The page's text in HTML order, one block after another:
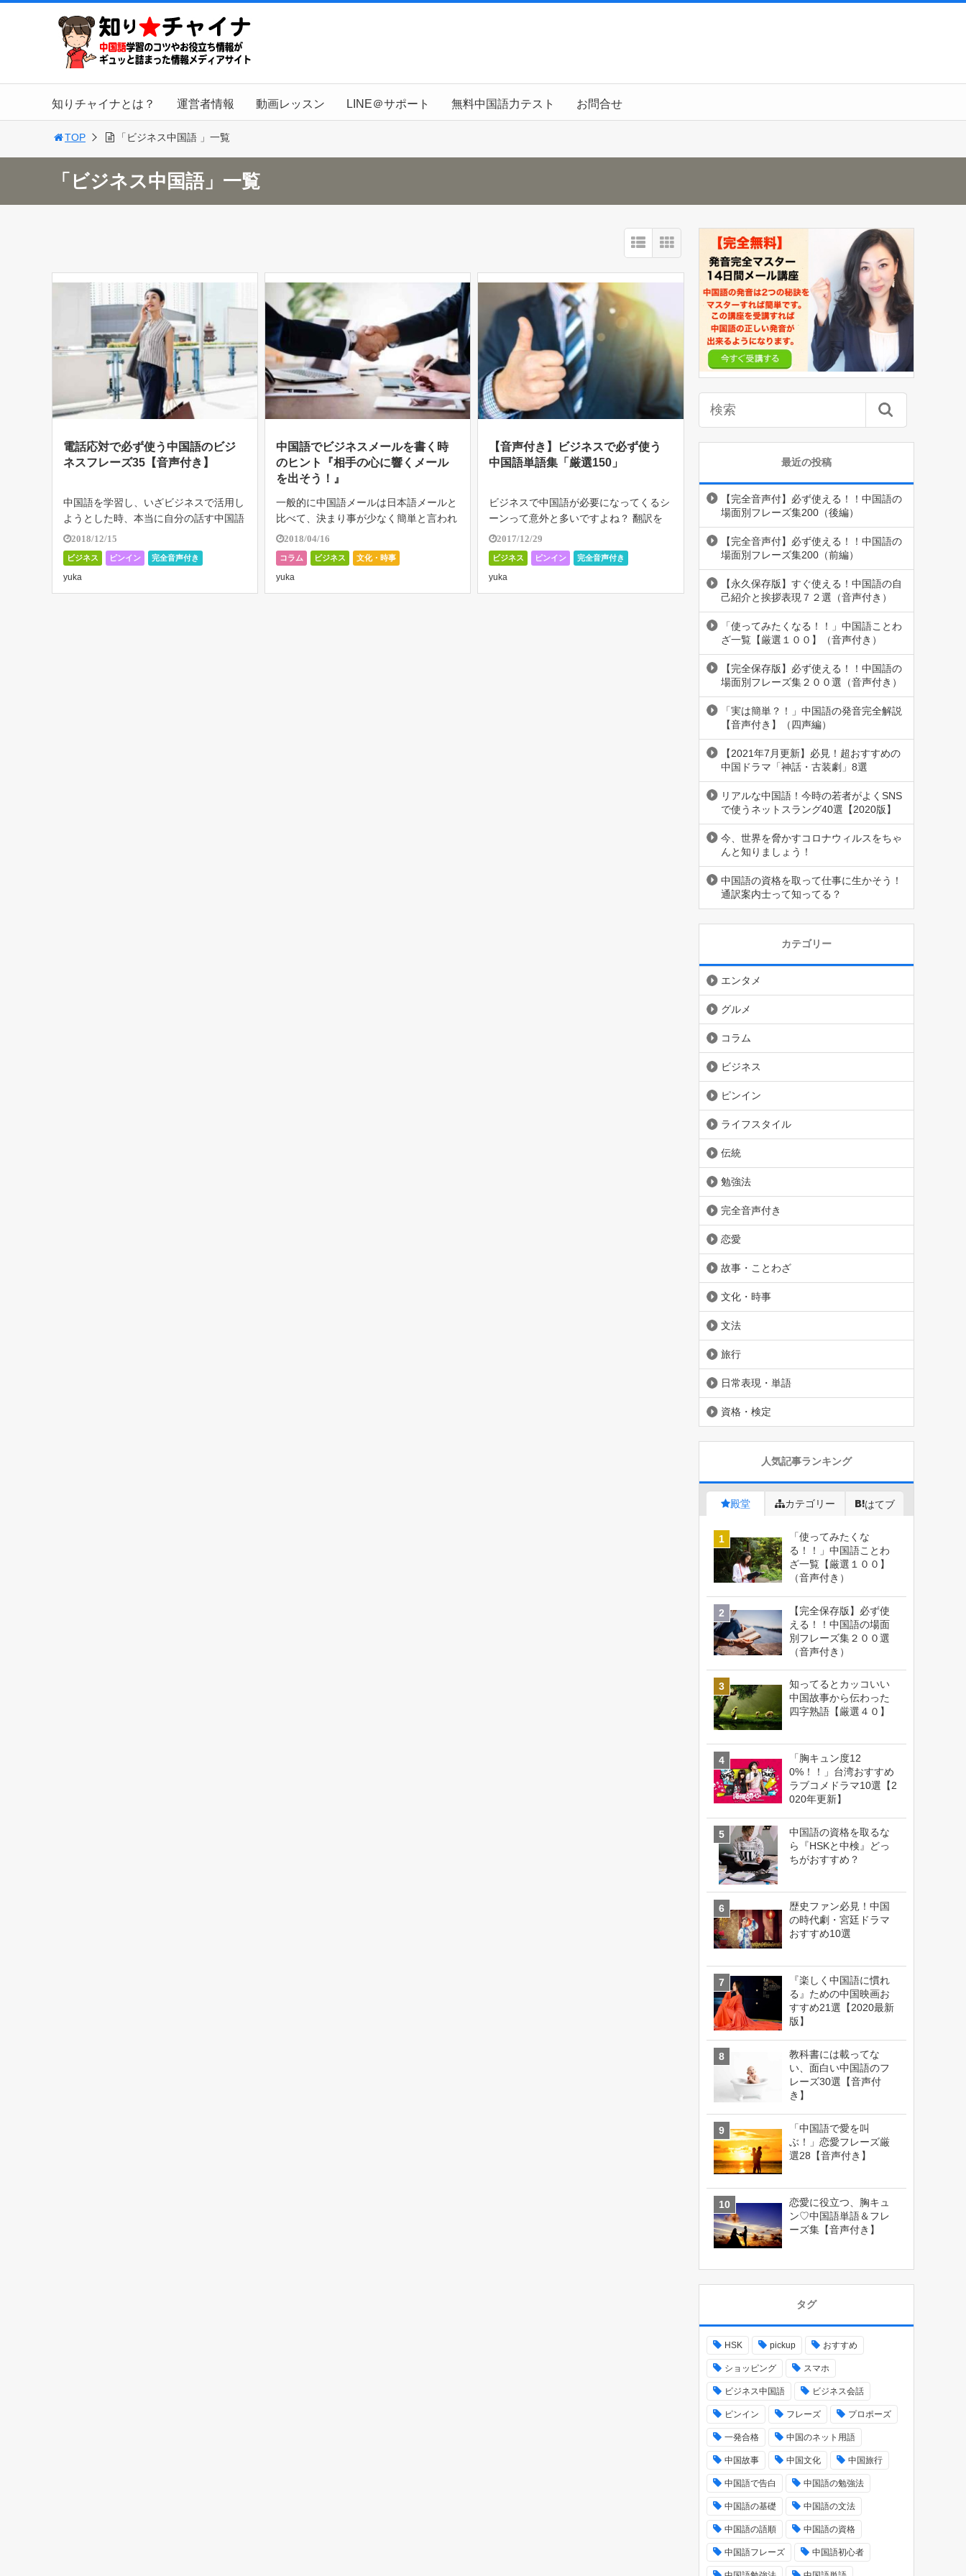
知りチャイナとは？ 運営者情報 動画レッスン LINE＠サポート 無料中国語力テスト お問合せ
TOP 「ビジネス中国語 」一覧
「ビジネス中国語」一覧
電話応対で必ず使う中国語のビジ
ネスフレーズ35【音声付き】
中国語を学習し、いざビジネスで活用し
ようとした時、本当に自分の話す中国語
が通じるか心配になったことはありませ
ん […]
2018/12/15
ビジネス ピンイン 完全音声付き
日常表現・単語
yuka
中国語でビジネスメールを書く時
のヒント『相手の心に響くメール
を出そう！』
一般的に中国語メールは日本語メールと
比べて、決まり事が少なく簡単と言われ
ています。 本当にそうでしょうか？ ネ
[…]
2018/04/16
コラム ビジネス 文化・時事
yuka
【音声付き】ビジネスで必ず使う
中国語単語集「厳選150」
ビジネスで中国語が必要になってくるシ
ーンって意外と多いですよね？ 翻訳を
頼むほどではないけど、特定の単語だけ
知 […]
2017/12/29
ビジネス ピンイン 完全音声付き
日常表現・単語
yuka
最近の投稿
【完全音声付】必ず使える！！中国語の
場面別フレーズ集200（後編）
【完全音声付】必ず使える！！中国語の
場面別フレーズ集200（前編）
【永久保存版】すぐ使える！中国語の自
己紹介と挨拶表現７２選（音声付き）
「使ってみたくなる！！」中国語ことわ
ざ一覧【厳選１００】（音声付き）
【完全保存版】必ず使える！！中国語の
場面別フレーズ集２００選（音声付き）
「実は簡単？！」中国語の発音完全解説
【音声付き】（四声編）
【2021年7月更新】必見！超おすすめの
中国ドラマ「神話・古装劇」8選
リアルな中国語！今時の若者がよくSNS
で使うネットスラング40選【2020版】
今、世界を脅かすコロナウィルスをちゃ
んと知りましょう！
中国語の資格を取って仕事に生かそう！
通訳案内士って知ってる？
カテゴリー
エンタメ
グルメ
コラム
ビジネス
ピンイン
ライフスタイル
伝統
勉強法
完全音声付き
恋愛
故事・ことわざ
文化・時事
文法
旅行
日常表現・単語
資格・検定
人気記事ランキング
殿堂 カテゴリー はてブ
「使ってみたくな
る！！」中国語ことわ
ざ一覧【厳選１００】
（音声付き）
【完全保存版】必ず使
える！！中国語の場面
別フレーズ集２００選
（音声付き）
知ってるとカッコいい
中国故事から伝わった
四字熟語【厳選４０】
「胸キュン度12
0%！！」台湾おすすめ
ラブコメドラマ10選【2
020年更新】
中国語の資格を取るな
ら『HSKと中検』どっ
ちがおすすめ？
歴史ファン必見！中国
の時代劇・宮廷ドラマ
おすすめ10選
『楽しく中国語に慣れ
る』ための中国映画お
すすめ21選【2020最新
版】
教科書には載ってな
い、面白い中国語のフ
レーズ30選【音声付
き】
「中国語で愛を叫
ぶ！」恋愛フレーズ厳
選28【音声付き】
恋愛に役立つ、胸キュ
ン♡中国語単語＆フレ
ーズ集【音声付き】
タグ
HSK pickup おすすめ
ショッピング スマホ
ビジネス中国語 ビジネス会話
ピンイン フレーズ プロポーズ
一発合格 中国のネット用語
中国故事 中国文化 中国旅行
中国語で告白 中国語の勉強法
中国語の基礎 中国語の文法
中国語の語順 中国語の資格
中国語フレーズ 中国語初心者